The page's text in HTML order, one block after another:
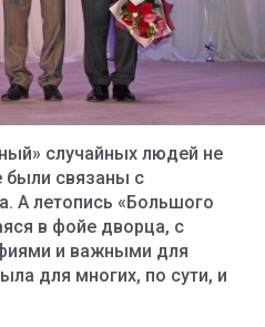
случайных людей не
были связаны с
А летопись «Большого
в фойе дворца, с
и важными для
для многих, по сути, и